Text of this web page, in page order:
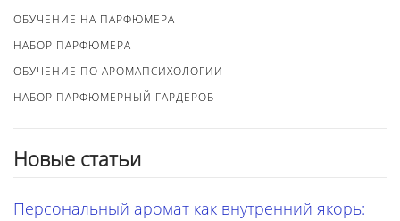
ОБУЧЕНИЕ НА ПАРФЮМЕРА
НАБОР ПАРФЮМЕРА
ОБУЧЕНИЕ ПО АРОМАПСИХОЛОГИИ
НАБОР ПАРФЮМЕРНЫЙ ГАРДЕРОБ
Новые статьи
Персональный аромат как внутренний якорь: